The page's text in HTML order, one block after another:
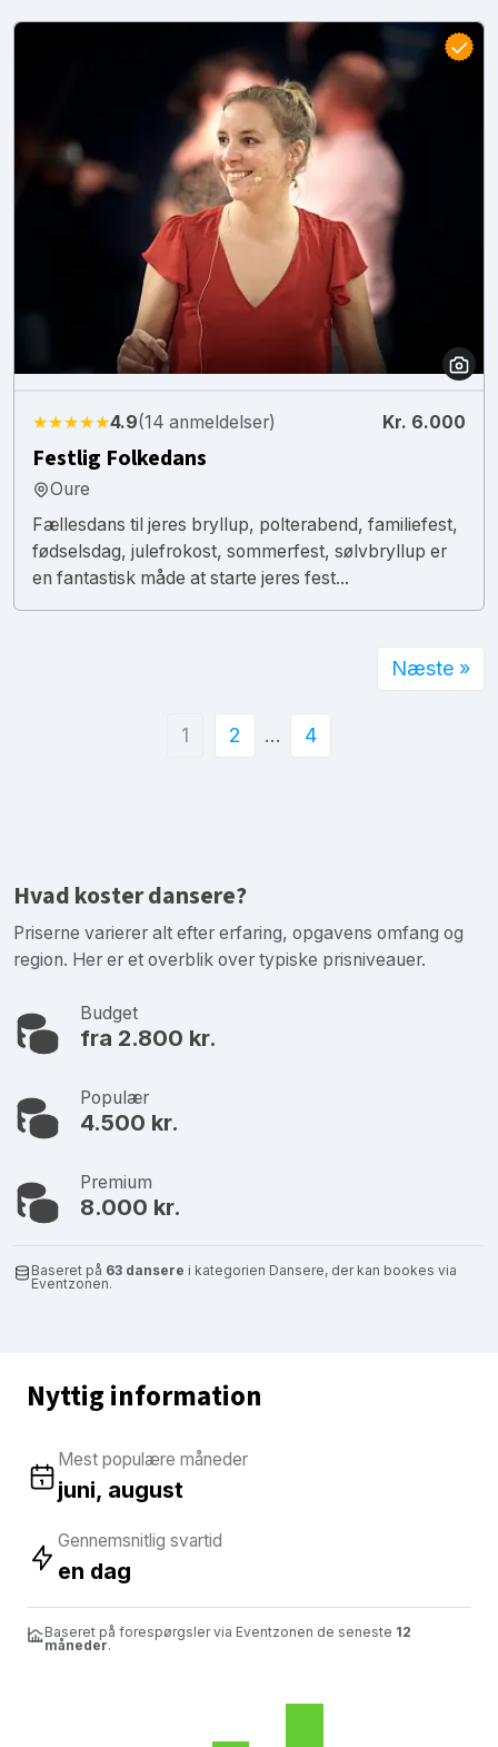
★★★★★4.9(14 anmeldelser) Kr. 6.000
Festlig Folkedans
Oure
Fællesdans til jeres bryllup, polterabend, familiefest,
fødselsdag, julefrokost, sommerfest, sølvbryllup er
en fantastisk måde at starte jeres fest...
1 2 … 4
Næste »
Hvad koster dansere?
Priserne varierer alt efter erfaring, opgavens omfang og
region. Her er et overblik over typiske prisniveauer.
Budget
fra 2.800 kr.
Populær
4.500 kr.
Premium
8.000 kr.
Baseret på 63 dansere i kategorien Dansere, der kan bookes via
Eventzonen.
Nyttig information
Mest populære måneder
juni, august
Gennemsnitlig svartid
en dag
Baseret på forespørgsler via Eventzonen de seneste 12
måneder.